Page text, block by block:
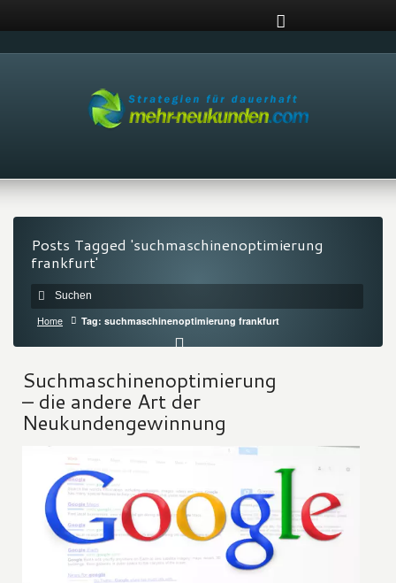
Posts Tagged 'suchmaschinenoptimierung
frankfurt'
Home Tag: suchmaschinenoptimierung frankfurt
Suchmaschinenoptimierung
– die andere Art der
Neukundengewinnung